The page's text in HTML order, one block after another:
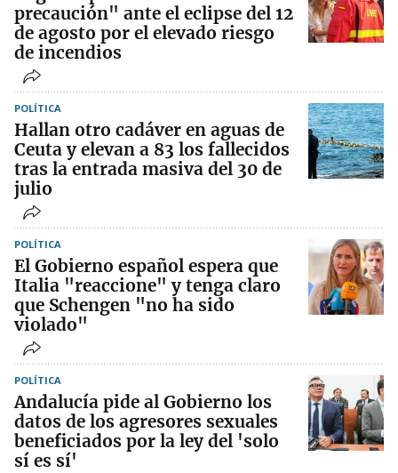
precaución" ante el eclipse del 12
de agosto por el elevado riesgo
de incendios
POLÍTICA
Hallan otro cadáver en aguas de
Ceuta y elevan a 83 los fallecidos
tras la entrada masiva del 30 de
julio
POLÍTICA
El Gobierno español espera que
Italia "reaccione" y tenga claro
que Schengen "no ha sido
violado"
POLÍTICA
Andalucía pide al Gobierno los
datos de los agresores sexuales
beneficiados por la ley del 'solo
sí es sí'